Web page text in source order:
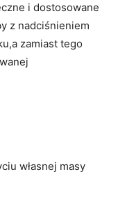
i dostosowane
z nadciśnieniem
zamiast tego
własnej masy